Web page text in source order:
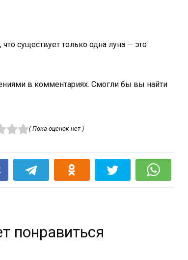
существует только одна луна — это
в комментариях. Смогли бы вы найти
( Пока оценок нет )
понравиться